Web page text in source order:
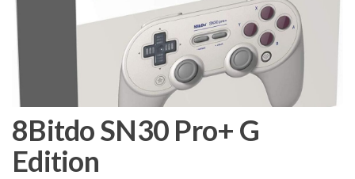
8Bitdo SN30 Pro+ G
Edition